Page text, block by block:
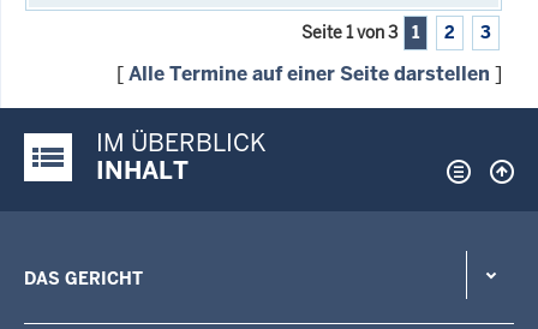
Seite 1 von 3 1 2 3
[Alle Termine auf einer Seite darstellen ]
Justiz-Portal im Überblick:
IM ÜBERBLICK
INHALT
DAS GERICHT